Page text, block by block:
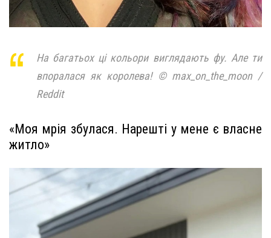
На багатьох ці кольори виглядають фу. Але ти
впоралася як королева! © max_on_the_moon /
Reddit
«Моя мрія збулася. Нарешті у мене є власне
житло»